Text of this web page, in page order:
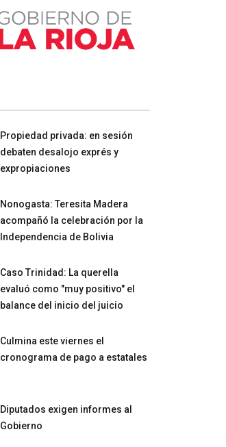
Propiedad privada: en sesión
debaten desalojo exprés y
expropiaciones
Nonogasta: Teresita Madera
acompañó la celebración por la
Independencia de Bolivia
Caso Trinidad: La querella
evaluó como "muy positivo" el
balance del inicio del juicio
Culmina este viernes el
cronograma de pago a estatales
Diputados exigen informes al
Gobierno